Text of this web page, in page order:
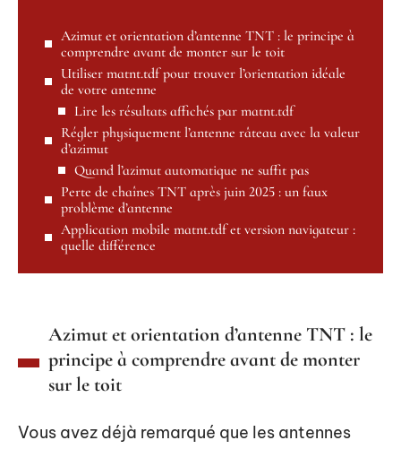
Azimut et orientation d’antenne TNT : le principe à
comprendre avant de monter sur le toit
Utiliser matnt.tdf pour trouver l’orientation idéale
de votre antenne
Lire les résultats affichés par matnt.tdf
Régler physiquement l’antenne râteau avec la valeur
d’azimut
Quand l’azimut automatique ne suffit pas
Perte de chaînes TNT après juin 2025 : un faux
problème d’antenne
Application mobile matnt.tdf et version navigateur :
quelle différence
Azimut et orientation d’antenne TNT : le
principe à comprendre avant de monter
sur le toit
Vous avez déjà remarqué que les antennes